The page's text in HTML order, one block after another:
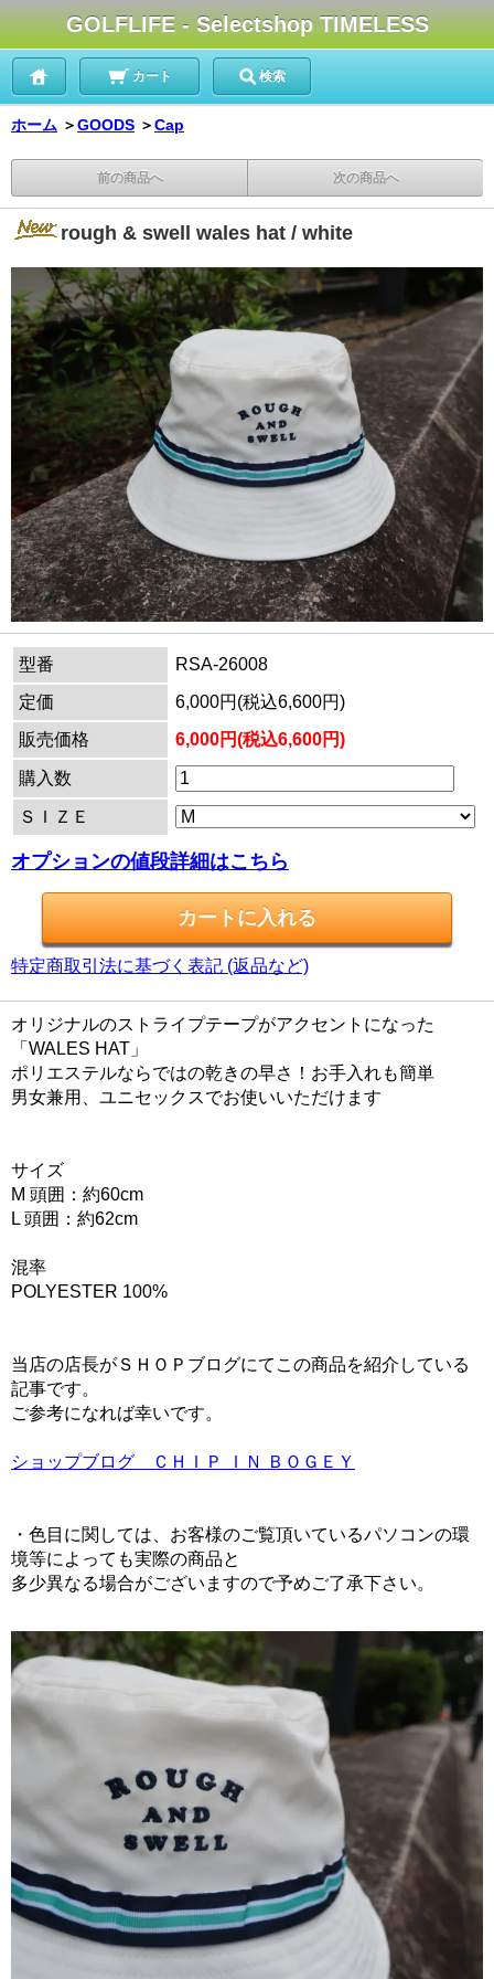
GOLFLIFE - Selectshop TIMELESS
カート 検索
ホーム ＞GOODS ＞Cap
前の商品へ 次の商品へ
rough & swell wales hat / white
型番
RSA-26008
定価
6,000円(税込6,600円)
販売価格
6,000円(税込6,600円)
購入数
ＳＩＺＥ
オプションの値段詳細はこちら
特定商取引法に基づく表記 (返品など)
オリジナルのストライプテープがアクセントになった
「WALES HAT」
ポリエステルならではの乾きの早さ！お手入れも簡単
男女兼用、ユニセックスでお使いいただけます
サイズ
M 頭囲：約60cm
L 頭囲：約62cm
混率
POLYESTER 100%
当店の店長がＳＨＯＰブログにてこの商品を紹介している
記事です。
ご参考になれば幸いです。
ショップブログ ＣＨＩＰ ＩＮ ＢＯＧＥＹ
・色目に関しては、お客様のご覧頂いているパソコンの環
境等によっても実際の商品と
多少異なる場合がございますので予めご了承下さい。